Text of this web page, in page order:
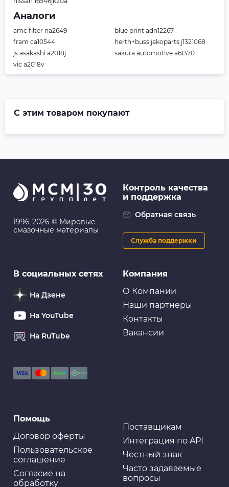
Аналоги
amc filter na2649
blue print adn12267
fram ca10544
herth+buss jakoparts j1321068
js asakashi a2018j
sakura automotive a61370
vic a2018v
С этим товаром покупают
1996-2026 © Мировые
смазочные материалы
Компания
О Компании
Наши партнеры
Контакты
Вакансии
Помощь
Договор оферты
Пользовательское
соглашение
Cогласие на
обработку
Поставщикам
Интеграция по API
Честный знак
Часто задаваемые
вопросы
Контроль качества
и поддержка
Обратная связь
Служба поддержки
В социальных сетях
На Дзене
На YouTube
На RuTube